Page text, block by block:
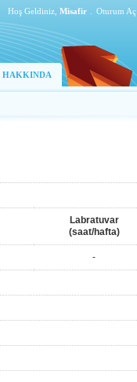
Hoş Geldiniz, Misafir Oturum Aç
HAKKINDA
Labratuvar
(saat/hafta)
-